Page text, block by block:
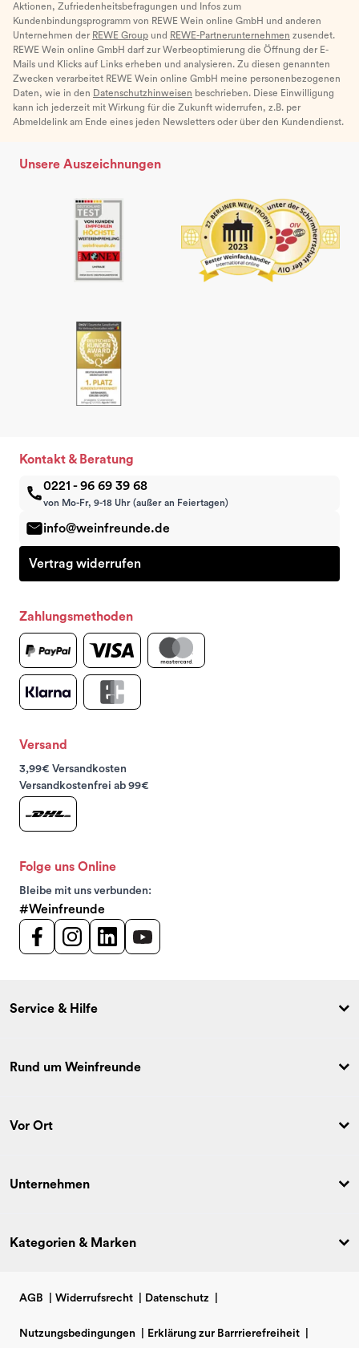
Aktionen, Zufriedenheitsbefragungen und Infos zum
Kundenbindungsprogramm von REWE Wein online GmbH und anderen
Unternehmen der REWE Group und REWE-Partnerunternehmen zusendet.
REWE Wein online GmbH darf zur Werbeoptimierung die Öffnung der E-
Mails und Klicks auf Links erheben und analysieren. Zu diesen genannten
Zwecken verarbeitet REWE Wein online GmbH meine personenbezogenen
Daten, wie in den Datenschutzhinweisen beschrieben. Diese Einwilligung
kann ich jederzeit mit Wirkung für die Zukunft widerrufen, z.B. per
Abmeldelink am Ende eines jeden Newsletters oder über den Kundendienst.
Unsere Auszeichnungen
Kontakt & Beratung
0221 - 96 69 39 68
von Mo-Fr, 9-18 Uhr (außer an Feiertagen)
info@weinfreunde.de
Vertrag widerrufen
Zahlungsmethoden
Versand
3,99€ Versandkosten
Versandkostenfrei ab 99€
Folge uns Online
Bleibe mit uns verbunden:
#Weinfreunde
Service & Hilfe
Rund um Weinfreunde
Vor Ort
Unternehmen
Kategorien & Marken
AGB Widerrufsrecht Datenschutz
Nutzungsbedingungen Erklärung zur Barrrierefreiheit